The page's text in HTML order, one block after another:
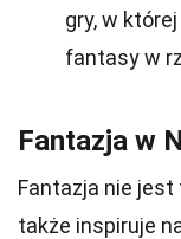
gry, w
fantasy w
Fantazja w
Fantazja nie jest
także inspiruje